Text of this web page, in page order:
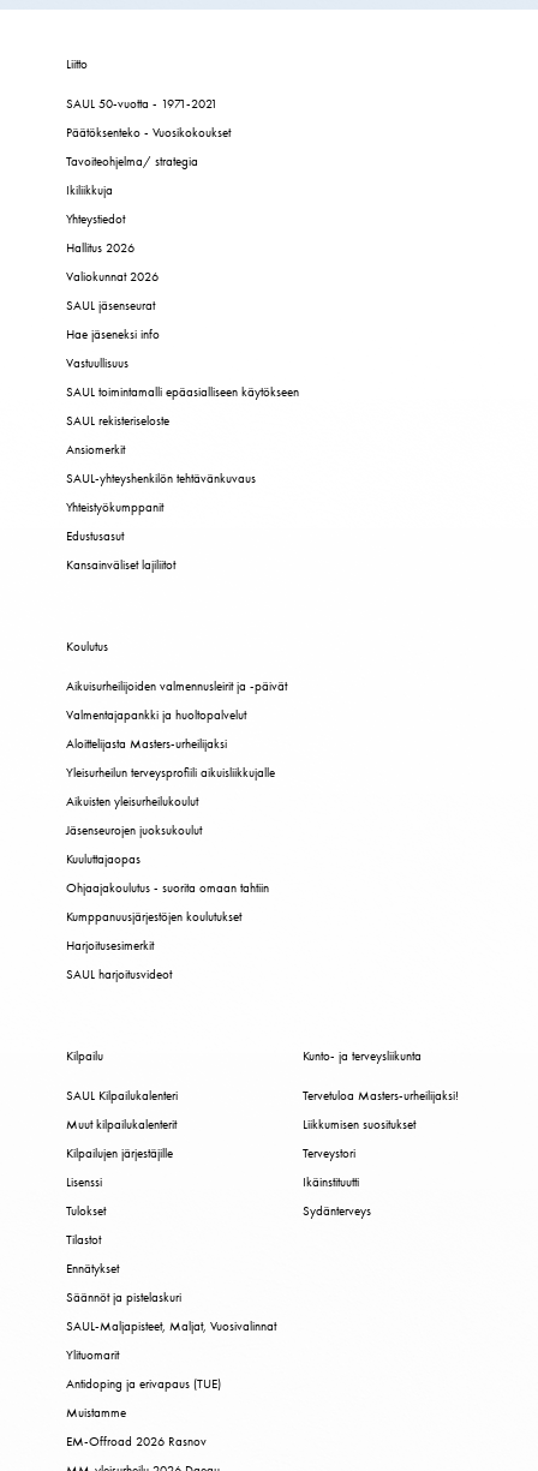
Liitto
SAUL 50-vuotta - 1971-2021
Päätöksenteko - Vuosikokoukset
Tavoiteohjelma/ strategia
Ikiliikkuja
Yhteystiedot
Hallitus 2026
Valiokunnat 2026
SAUL jäsenseurat
Hae jäseneksi info
Vastuullisuus
SAUL toimintamalli epäasialliseen käytökseen
SAUL rekisteriseloste
Ansiomerkit
SAUL-yhteyshenkilön tehtävänkuvaus
Yhteistyökumppanit
Edustusasut
Kansainväliset lajiliitot
Koulutus
Aikuisurheilijoiden valmennusleirit ja -päivät
Valmentajapankki ja huoltopalvelut
Aloittelijasta Masters-urheilijaksi
Yleisurheilun terveysprofiili aikuisliikkujalle
Aikuisten yleisurheilukoulut
Jäsenseurojen juoksukoulut
Kuuluttajaopas
Ohjaajakoulutus - suorita omaan tahtiin
Kumppanuusjärjestöjen koulutukset
Harjoitusesimerkit
SAUL harjoitusvideot
Kilpailu
SAUL Kilpailukalenteri
Muut kilpailukalenterit
Kilpailujen järjestäjille
Lisenssi
Tulokset
Tilastot
Ennätykset
Säännöt ja pistelaskuri
SAUL-Maljapisteet, Maljat, Vuosivalinnat
Ylituomarit
Antidoping ja erivapaus (TUE)
Muistamme
EM-Offroad 2026 Rasnov
Kunto- ja terveysliikunta
Tervetuloa Masters-urheilijaksi!
Liikkumisen suositukset
Terveystori
Ikäinstituutti
Sydänterveys